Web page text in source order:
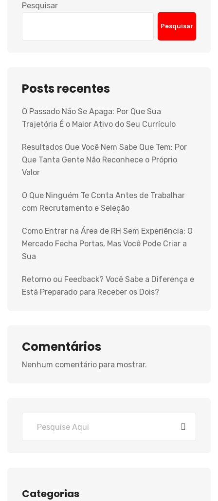
Pesquisar
Pesquisar
Posts recentes
O Passado Não Se Apaga: Por Que Sua
Trajetória É o Maior Ativo do Seu Currículo
Resultados Que Você Nem Sabe Que Tem: Por
Que Tanta Gente Não Reconhece o Próprio
Valor
O Que Ninguém Te Conta Antes de Trabalhar
com Recrutamento e Seleção
Como Entrar na Área de RH Sem Experiência: O
Mercado Fecha Portas, Mas Você Pode Criar a
Sua
Retorno ou Feedback? Você Sabe a Diferença e
Está Preparado para Receber os Dois?
Comentários
Nenhum comentário para mostrar.
Categorias